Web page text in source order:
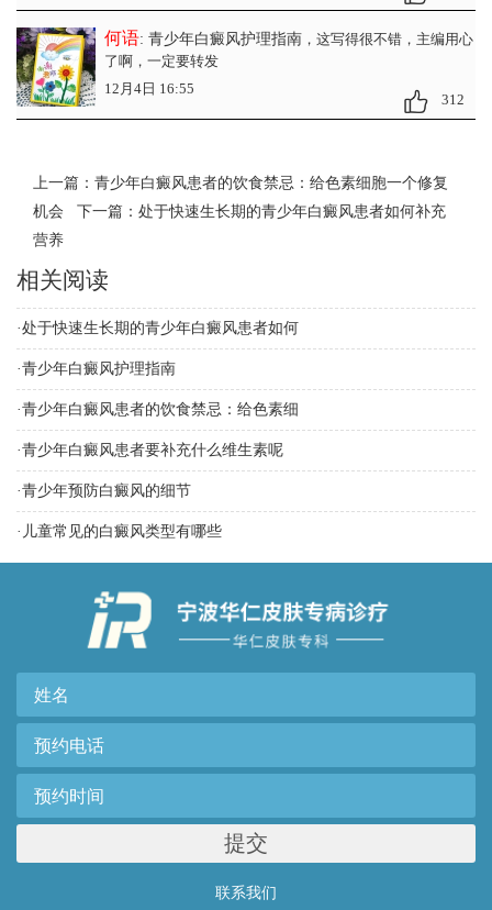
何语: 青少年白癜风护理指南​，这写得很不错，主编用心
了啊，一定要转发
12月4日 16:55
312
上一篇： 青少年白癜风患者的饮食禁忌：给色素细胞一个修复
机会 下一篇： 处于快速生长期的青少年白癜风患者如何补充
营养
相关阅读
·处于快速生长期的青少年白癜风患者如何
·青少年白癜风护理指南​
·青少年白癜风患者的饮食禁忌：给色素细
·青少年白癜风患者要补充什么维生素呢
·青少年预防白癜风的细节
· 儿童常见的白癜风类型有哪些
提交
联系我们